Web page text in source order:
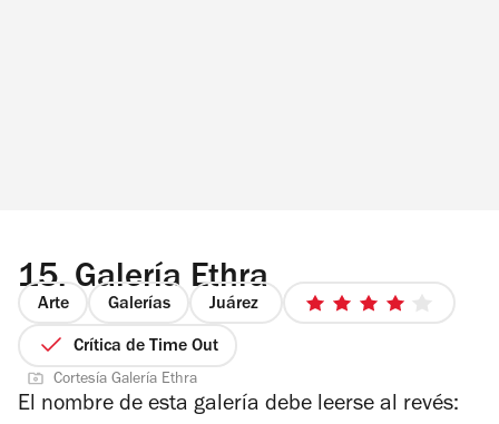
15. Galería Ethra
Arte Galerías Juárez
4
estrellas
Crítica de Time Out
Cortesía Galería Ethra
El nombre de esta galería debe leerse al revés: